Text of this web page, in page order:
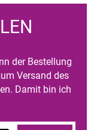
der Bestellung
Versand des
Damit bin ich